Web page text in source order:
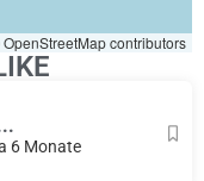
contributors
6 Monate